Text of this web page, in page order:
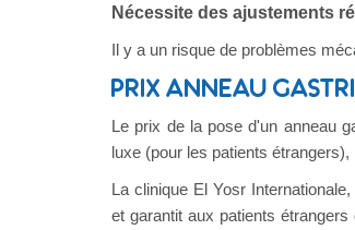
Nécessite des ajustements
Il y a un risque de problèmes
PRIX ANNEAU
Le prix de la pose d'un anneau
luxe (pour les patients
La clinique El Yosr
et garantit aux patients